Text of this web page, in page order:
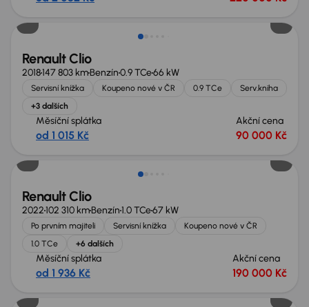
Zlevněno o 30 000 Kč
Renault Clio
2018147 803 kmBenzín0.9 TCe66 kW
Servisní knížka Koupeno nové v ČR 0.9 TCe
Serv.kniha
+3 dalších
Měsíční splátka
od 1 015 Kč
Akční cena
90 000 Kč
Zlevněno o 20 000 Kč
Renault Clio
2022102 310 kmBenzín1.0 TCe67 kW
Po prvním majiteli Servisní knížka
Koupeno nové v ČR
1.0 TCe
+6 dalších
Měsíční splátka
od 1 936 Kč
Akční cena
190 000 Kč